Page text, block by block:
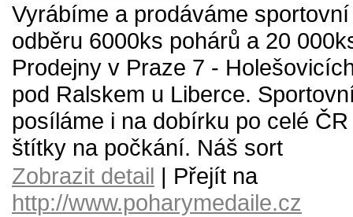
Vyrábíme a prodáváme
odběru 6000ks pohárů a 20
Prodejny v Praze 7 -
pod Ralskem u Liberce.
posíláme i na dobírku po celé
štítky na počkání. Náš sort
Zobrazit detail | Přejít na
http://www.poharymedaile.cz